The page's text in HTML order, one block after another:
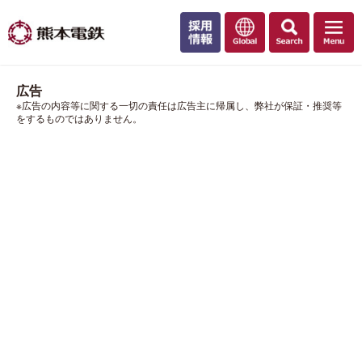
広告
※広告の内容等に関する一切の責任は広告主に帰属し、弊社が保証・推奨等
をするものではありません。